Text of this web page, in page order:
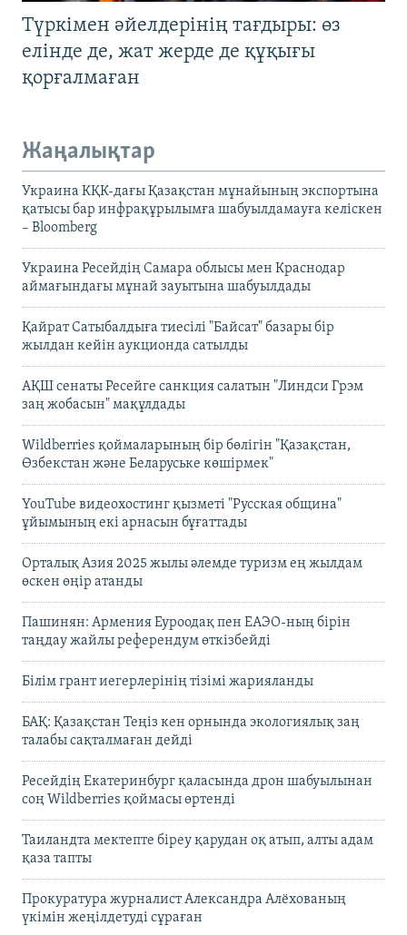
Түркімен әйелдерінің тағдыры: өз
елінде де, жат жерде де құқығы
қорғалмаған
Жаңалықтар
Украина КҚК-дағы Қазақстан мұнайының экспортына
қатысы бар инфрақұрылымға шабуылдамауға келіскен
– Bloomberg
Украина Ресейдің Самара облысы мен Краснодар
аймағындағы мұнай зауытына шабуылдады
Қайрат Сатыбалдыға тиесілі "Байсат" базары бір
жылдан кейін аукционда сатылды
АҚШ сенаты Ресейге санкция салатын "Линдси Грэм
заң жобасын" мақұлдады
Wildberries қоймаларының бір бөлігін "Қазақстан,
Өзбекстан және Беларуське көшірмек"
YouTube видеохостинг қызметі "Русская община"
ұйымының екі арнасын бұғаттады
Орталық Азия 2025 жылы әлемде туризм ең жылдам
өскен өңір атанды
Пашинян: Армения Еуроодақ пен ЕАЭО-ның бірін
таңдау жайлы референдум өткізбейді
Білім грант иегерлерінің тізімі жарияланды
БАҚ: Қазақстан Теңіз кен орнында экологиялық заң
талабы сақталмаған дейді
Ресейдің Екатеринбург қаласында дрон шабуылынан
соң Wildberries қоймасы өртенді
Таиландта мектепте біреу қарудан оқ атып, алты адам
қаза тапты
Прокуратура журналист Александра Алёхованың
үкімін жеңілдетуді сұраған